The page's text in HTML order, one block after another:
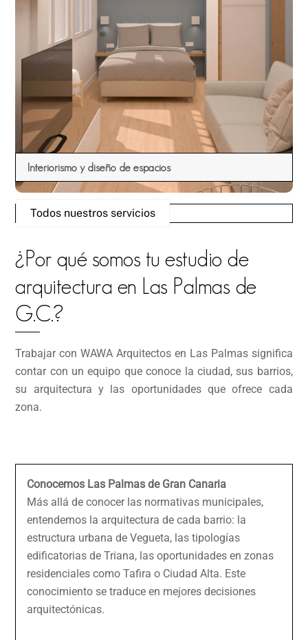
Interiorismo y diseño de espacios
Todos nuestros servicios
¿Por qué somos tu estudio de
arquitectura en Las Palmas de
G.C.?
Trabajar con WAWA Arquitectos en Las Palmas significa
contar con un equipo que conoce la ciudad, sus barrios,
su arquitectura y las oportunidades que ofrece cada
zona.
Conocemos Las Palmas de Gran Canaria
Más allá de conocer las normativas municipales,
entendemos la arquitectura de cada barrio: la
estructura urbana de Vegueta, las tipologías
edificatorias de Triana, las oportunidades en zonas
residenciales como Tafira o Ciudad Alta. Este
conocimiento se traduce en mejores decisiones
arquitectónicas.